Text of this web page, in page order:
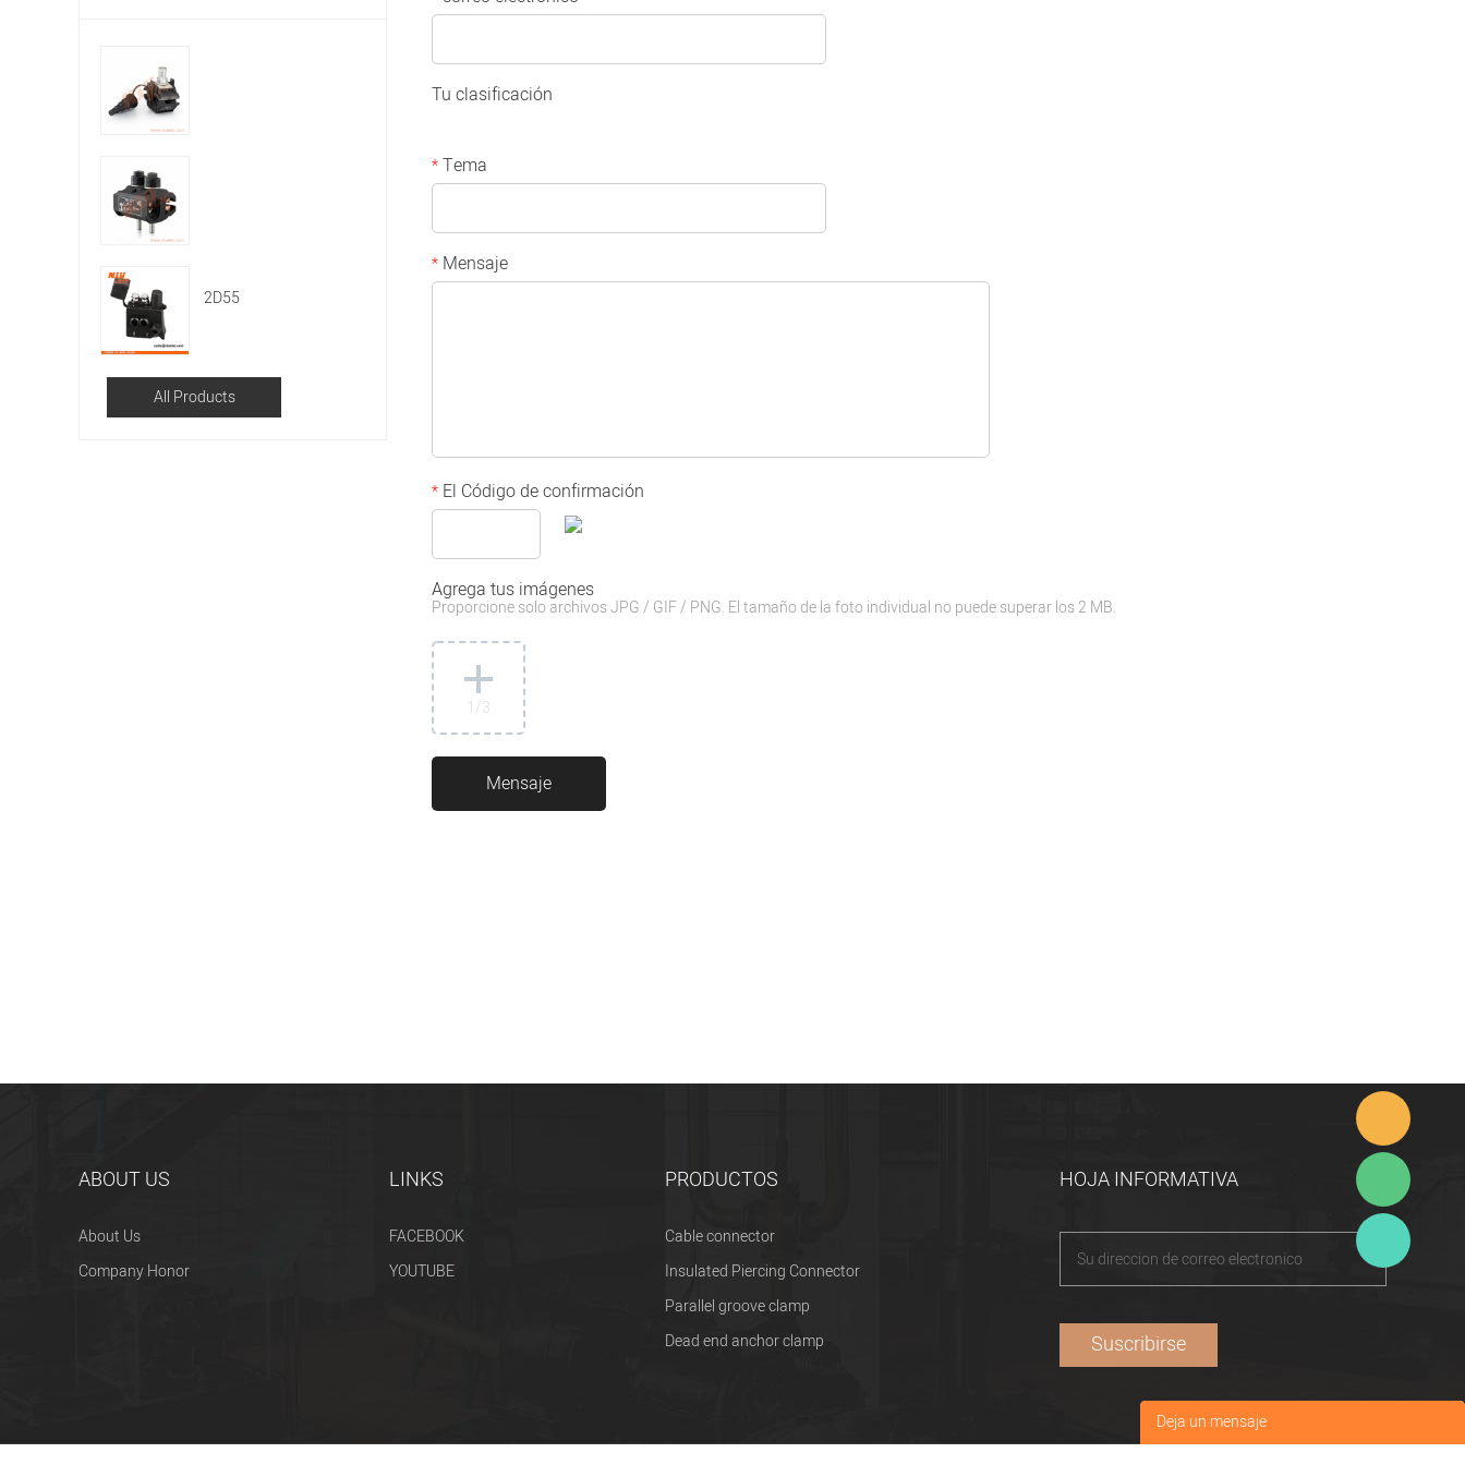
2D55
All Products
Tu clasificación
*Tema
* Mensaje
* El Código de confirmación
Agrega tus imágenes
Proporcione solo archivos JPG / GIF / PNG. El tamaño de la foto individual no puede superar los 2 MB.
1/3
ABOUT US
About Us
Company Honor
LINKS
FACEBOOK
YOUTUBE
PRODUCTOS
Cable connector
Insulated Piercing Connector
Parallel groove clamp
Dead end anchor clamp
HOJA INFORMATIVA
Deja un mensaje